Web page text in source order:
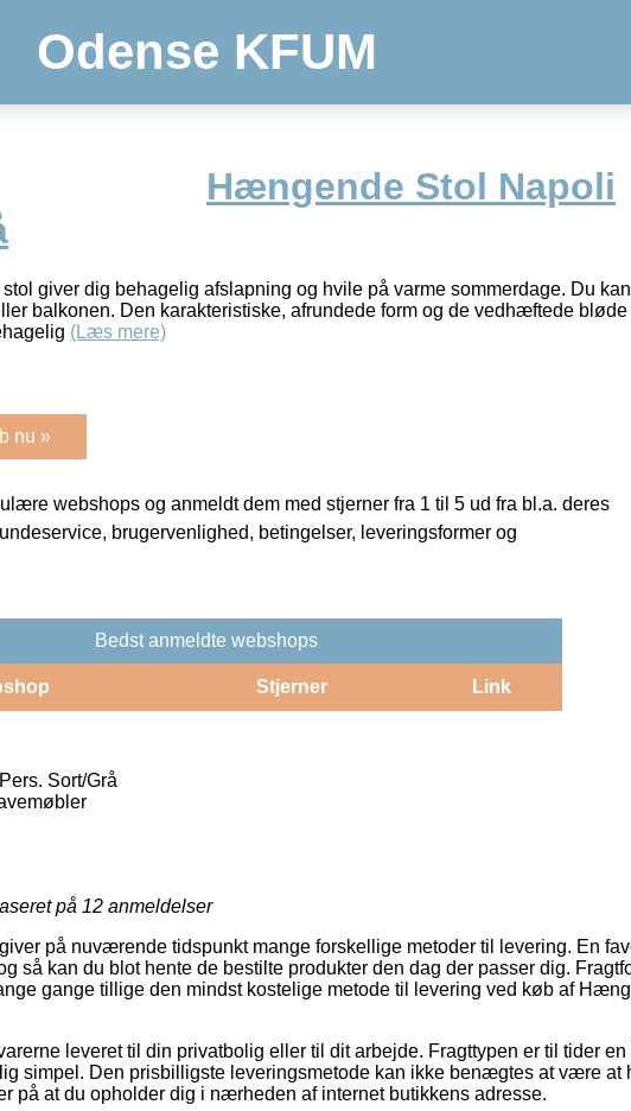
Odense KFUM
Hængende Stol Napoli
giver dig behagelig afslapning og hvile på varme sommerdage. Du kan
balkonen. Den karakteristiske, afrundede form og de vedhæftede
(Læs mere)
nu »
webshops og anmeldt dem med stjerner fra 1 til 5 ud fra bl.a. deres
brugervenlighed, betingelser, leveringsformer og
Bedst anmeldte webshops
Stjerner Link
Sort/Grå
på 12 anmeldelser
på nuværende tidspunkt mange forskellige metoder til levering. En
så kan du blot hente de bestilte produkter den dag der passer dig.
gange tillige den mindst kostelige metode til levering ved køb af
leveret til din privatbolig eller til dit arbejde. Fragttypen er til tider
simpel. Den prisbilligste leveringsmetode kan ikke benægtes at være at
på at du opholder dig i nærheden af internet butikkens adresse.